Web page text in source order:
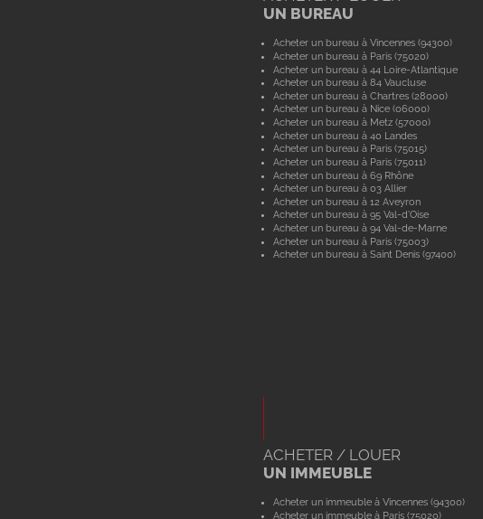
UN BUREAU
Acheter un bureau à Vincennes (94300)
Acheter un bureau à Paris (75020)
Acheter un bureau à 44 Loire-Atlantique
Acheter un bureau à 84 Vaucluse
Acheter un bureau à Chartres (28000)
Acheter un bureau à Nice (06000)
Acheter un bureau à Metz (57000)
Acheter un bureau à 40 Landes
Acheter un bureau à Paris (75015)
Acheter un bureau à Paris (75011)
Acheter un bureau à 69 Rhône
Acheter un bureau à 03 Allier
Acheter un bureau à 12 Aveyron
Acheter un bureau à 95 Val-d'Oise
Acheter un bureau à 94 Val-de-Marne
Acheter un bureau à Paris (75003)
Acheter un bureau à Saint Denis (97400)
ACHETER / LOUER
UN IMMEUBLE
Acheter un immeuble à Vincennes (94300)
Acheter un immeuble à Paris (75020)